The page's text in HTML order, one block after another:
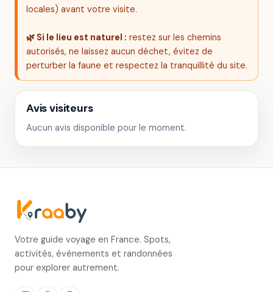
locales) avant votre visite.
🌿 Si le lieu est naturel : restez sur les chemins
autorisés, ne laissez aucun déchet, évitez de
perturber la faune et respectez la tranquillité du site.
Avis visiteurs
Aucun avis disponible pour le moment.
Votre guide voyage en France. Spots,
activités, événements et randonnées
pour explorer autrement.